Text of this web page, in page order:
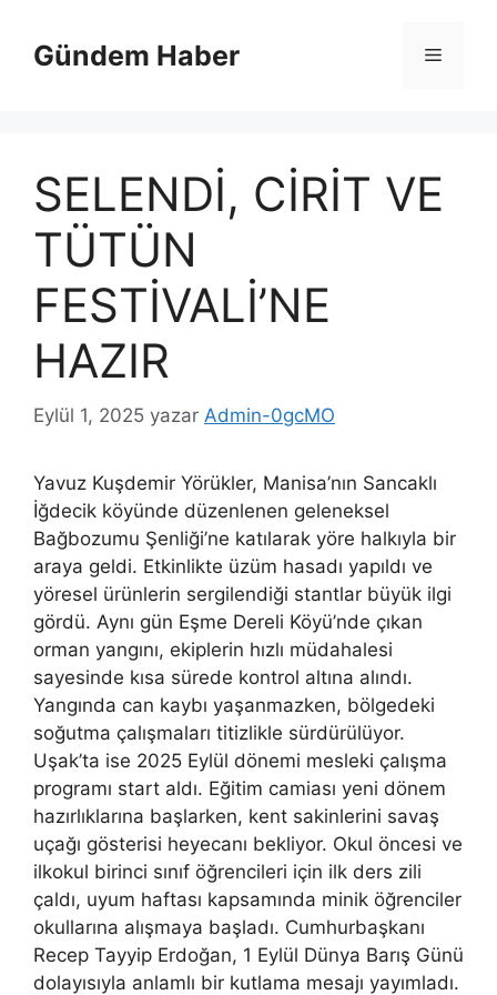
Gündem Haber Menü
SELENDİ, CİRİT VE
TÜTÜN
FESTİVALİ’NE
HAZIR
Eylül 1, 2025 yazar Admin-0gcMO
Yavuz Kuşdemir Yörükler, Manisa’nın Sancaklı
İğdecik köyünde düzenlenen geleneksel
Bağbozumu Şenliği’ne katılarak yöre halkıyla bir
araya geldi. Etkinlikte üzüm hasadı yapıldı ve
yöresel ürünlerin sergilendiği stantlar büyük ilgi
gördü. Aynı gün Eşme Dereli Köyü’nde çıkan
orman yangını, ekiplerin hızlı müdahalesi
sayesinde kısa sürede kontrol altına alındı.
Yangında can kaybı yaşanmazken, bölgedeki
soğutma çalışmaları titizlikle sürdürülüyor.
Uşak’ta ise 2025 Eylül dönemi mesleki çalışma
programı start aldı. Eğitim camiası yeni dönem
hazırlıklarına başlarken, kent sakinlerini savaş
uçağı gösterisi heyecanı bekliyor. Okul öncesi ve
ilkokul birinci sınıf öğrencileri için ilk ders zili
çaldı, uyum haftası kapsamında minik öğrenciler
okullarına alışmaya başladı. Cumhurbaşkanı
Recep Tayyip Erdoğan, 1 Eylül Dünya Barış Günü
dolayısıyla anlamlı bir kutlama mesajı yayımladı.